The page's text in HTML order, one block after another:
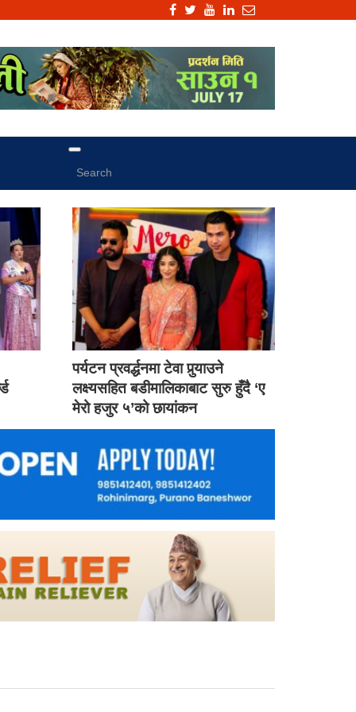
पर्यटन प्रवर्द्धनमा टेवा पुर्‍याउने
लक्ष्यसहित बडीमालिकाबाट सुरु हुँदै ‘ए
मेरो हजुर ५’को छायांकन